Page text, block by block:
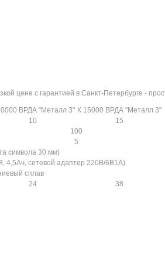
цене с гарантией в Санкт-Петербурге -
ВРДА "Металл 3" К 15000 ВРДА "Металл 3"
10
15
100
5
символа 30 мм)
4,5Ач, сетевой адаптер 220В/6В1А)
сплав
24 38